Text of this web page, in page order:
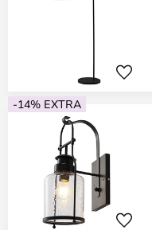
-14% EXTRA